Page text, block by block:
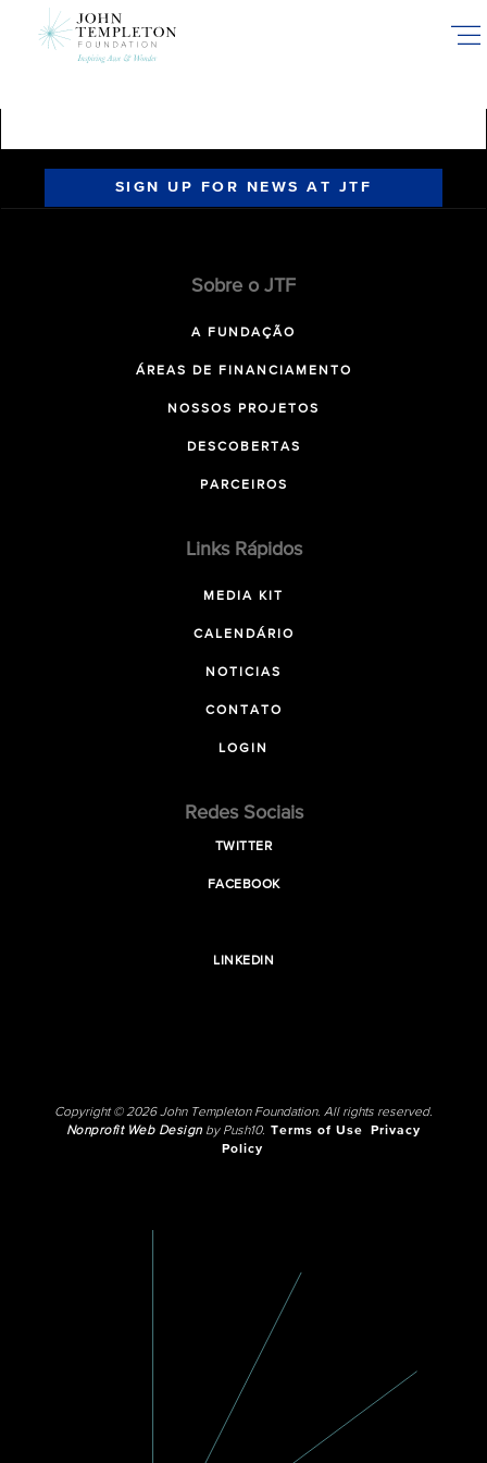
SIGN UP FOR NEWS AT JTF
Sobre o JTF
A FUNDAÇÃO
ÁREAS DE FINANCIAMENTO
NOSSOS PROJETOS
DESCOBERTAS
PARCEIROS
Links Rápidos
MEDIA KIT
CALENDÁRIO
NOTICIAS
CONTATO
LOGIN
Redes Sociais
TWITTER
FACEBOOK
LINKEDIN
Copyright © 2026 John Templeton Foundation. All rights reserved.
Nonprofit Web Designby Push10. Terms of Use
Privacy
Policy